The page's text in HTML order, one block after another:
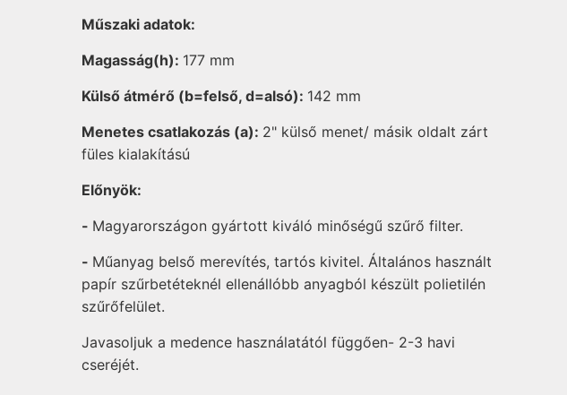
Műszaki adatok:
Magasság(h): 177 mm
Külső átmérő (b=felső, d=alsó): 142 mm
Menetes csatlakozás (a): 2" külső menet/ másik oldalt zárt
füles kialakítású
Előnyök:
- Magyarországon gyártott kiváló minőségű szűrő filter.
- Műanyag belső merevítés, tartós kivitel. Általános használt
papír szűrbetéteknél ellenállóbb anyagból készült polietilén
szűrőfelület.
Javasoljuk a medence használatától függően- 2-3 havi
cseréjét.